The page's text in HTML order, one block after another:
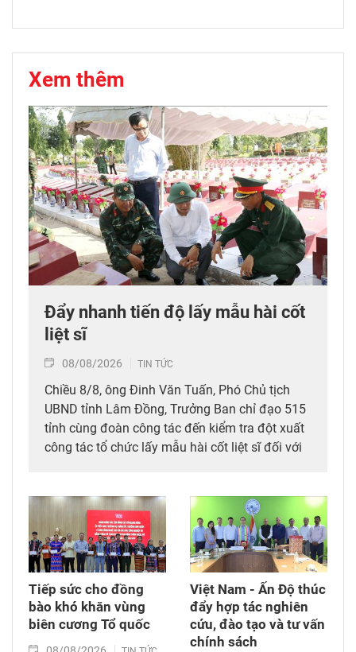
Xem thêm
Đẩy nhanh tiến độ lấy mẫu hài cốt
liệt sĩ
08/08/2026 TIN TỨC
Chiều 8/8, ông Đinh Văn Tuấn, Phó Chủ tịch
UBND tỉnh Lâm Đồng, Trưởng Ban chỉ đạo 515
tỉnh cùng đoàn công tác đến kiểm tra đột xuất
công tác tổ chức lấy mẫu hài cốt liệt sĩ đối với
thời tặng quà cho cán bộ, chiến sĩ tham gia
công tác lấy mẫu tại đây.
Tiếp sức cho đồng
bào khó khăn vùng
biên cương Tổ quốc
Việt Nam - Ấn Độ thúc
đẩy hợp tác nghiên
cứu, đào tạo và tư vấn
chính sách